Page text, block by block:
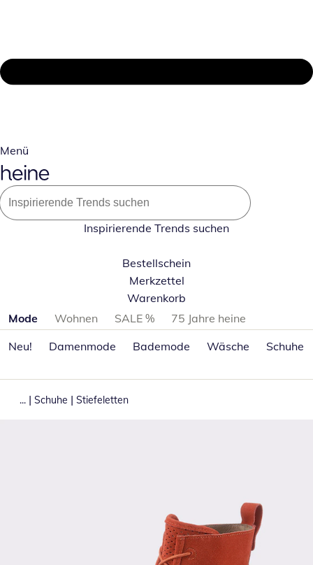
Menü
Inspirierende Trends suchen
Bestellschein
Merkzettel
Warenkorb
Produktkategorien überspringen
Mode Wohnen SALE %
75 Jahre heine
Neu!
Damenmode Bademode Wäsche Schuhe
... | Schuhe | Stiefeletten